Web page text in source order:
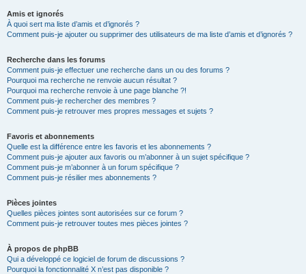
Amis et ignorés
À quoi sert ma liste d’amis et d’ignorés ?
Comment puis-je ajouter ou supprimer des utilisateurs de ma liste d’amis et d’ignorés ?
Recherche dans les forums
Comment puis-je effectuer une recherche dans un ou des forums ?
Pourquoi ma recherche ne renvoie aucun résultat ?
Pourquoi ma recherche renvoie à une page blanche ?!
Comment puis-je rechercher des membres ?
Comment puis-je retrouver mes propres messages et sujets ?
Favoris et abonnements
Quelle est la différence entre les favoris et les abonnements ?
Comment puis-je ajouter aux favoris ou m’abonner à un sujet spécifique ?
Comment puis-je m’abonner à un forum spécifique ?
Comment puis-je résilier mes abonnements ?
Pièces jointes
Quelles pièces jointes sont autorisées sur ce forum ?
Comment puis-je retrouver toutes mes pièces jointes ?
À propos de phpBB
Qui a développé ce logiciel de forum de discussions ?
Pourquoi la fonctionnalité X n’est pas disponible ?